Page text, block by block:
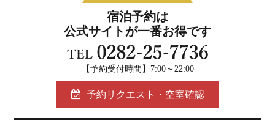
宿泊予約は
公式サイトが一番お得です
【予約受付時間】7:00～22:00
予約リクエスト・空室確認